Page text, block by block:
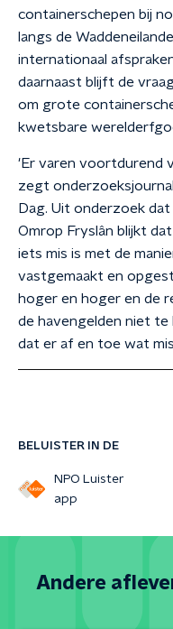
BELUISTER IN DE
NPO Luister
app
containerschepen bij
langs de
internationaal
daarnaast blijft de
om grote
kwetsbare
'Er varen voortdurend
zegt
Dag. Uit onderzoek
Omrop Fryslân blijkt
iets mis is met de
vastgemaakt en
hoger en hoger en de
de havengelden niet te
dat er af en toe wat
Andere